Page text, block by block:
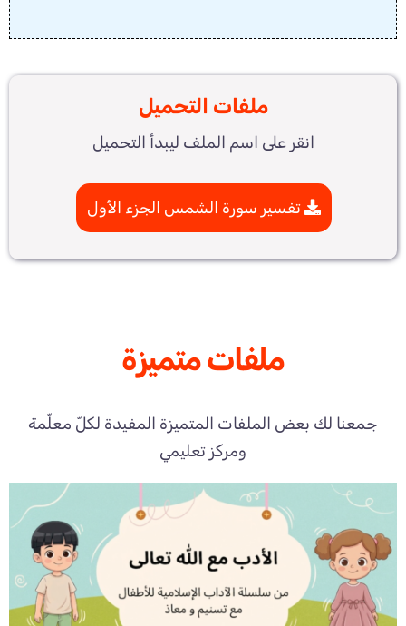
ملفات التحميل
انقر على اسم الملف ليبدأ التحميل
تفسير سورة الشمس الجزء الأول
ملفات متميزة
جمعنا لك بعض الملفات المتميزة المفيدة لكلّ معلّمة
ومركز تعليمي